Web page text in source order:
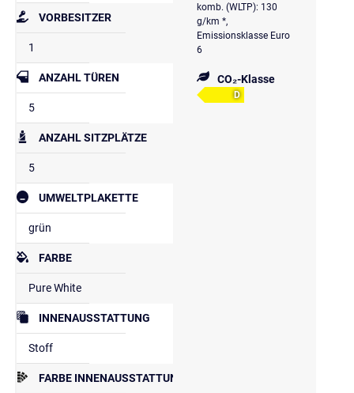
VORBESITZER
1
ANZAHL TÜREN
5
ANZAHL SITZPLÄTZE
5
UMWELTPLAKETTE
grün
FARBE
Pure White
INNENAUSSTATTUNG
Stoff
FARBE INNENAUSSTATTUNG
komb. (WLTP): 130
g/km *,
Emissionsklasse Euro
6
CO₂-Klasse
D